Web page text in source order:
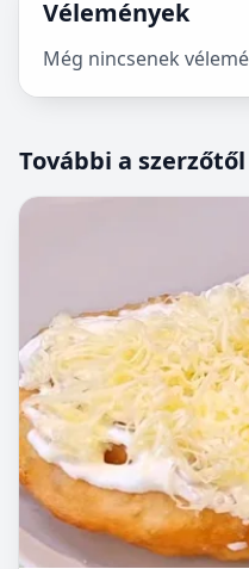
Vélemények
Még nincsenek
További a szerzőtől